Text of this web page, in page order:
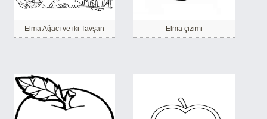
Elma Ağacı ve iki Tavşan Elma çizimi